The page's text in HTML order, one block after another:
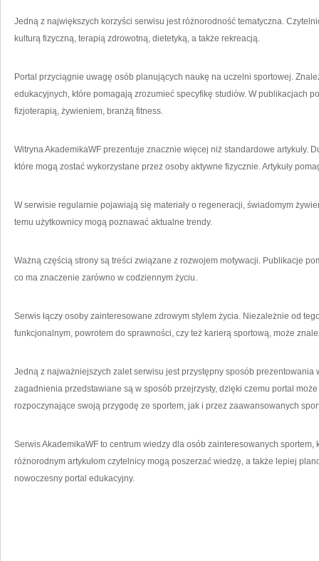
Jedną z największych korzyści serwisu jest różnorodność tematyczna.
kulturą fizyczną, terapią zdrowotną, dietetyką, a także rekreacją.
Portal przyciągnie uwagę osób planujących naukę na uczelni sportowej.
edukacyjnych, które pomagają zrozumieć specyfikę studiów. W publikacjach
fizjoterapią, żywieniem, branżą fitness.
Witryna AkademikaWF prezentuje znacznie więcej niż standardowe artykuły.
które mogą zostać wykorzystane przez osoby aktywne fizycznie. Artykuły
W serwisie regularnie pojawiają się materiały o regeneracji, świadomym
temu użytkownicy mogą poznawać aktualne trendy.
Ważną częścią strony są treści związane z rozwojem motywacji. Publikacje
co ma znaczenie zarówno w codziennym życiu.
Serwis łączy osoby zainteresowane zdrowym stylem życia. Niezależnie od
funkcjonalnym, powrotem do sprawności, czy też karierą sportową, może
Jedną z najważniejszych zalet serwisu jest przystępny sposób
zagadnienia przedstawiane są w sposób przejrzysty, dzięki czemu portal
rozpoczynające swoją przygodę ze sportem, jak i przez zaawansowanych
Serwis AkademikaWF to centrum wiedzy dla osób zainteresowanych
różnorodnym artykułom czytelnicy mogą poszerzać wiedzę, a także lepiej
nowoczesny portal edukacyjny.